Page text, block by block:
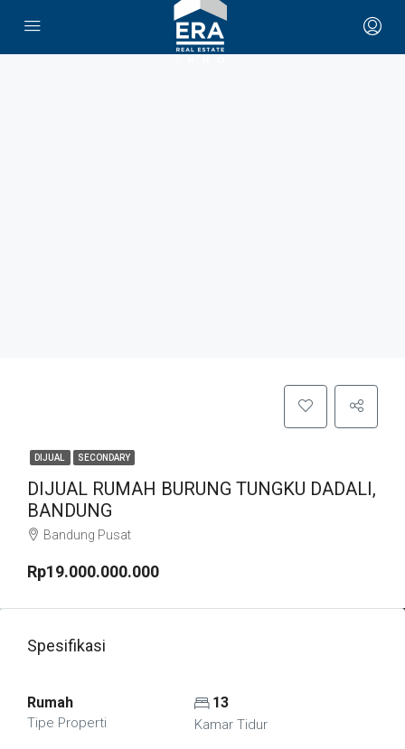
DIJUAL SECONDARY
DIJUAL RUMAH BURUNG TUNGKU DADALI,
BANDUNG
Bandung Pusat
Rp19.000.000.000
Spesifikasi
Rumah
Tipe Properti
13
Kamar Tidur